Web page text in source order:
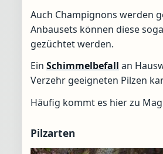
Auch Champignons werden
Anbausets können diese
gezüchtet werden.
Ein Schimmelbefall an
Verzehr geeigneten Pilzen
Häufig kommt es hier zu
Pilzarten